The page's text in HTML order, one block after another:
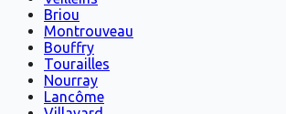
Briou
Montrouveau
Bouffry
Tourailles
Nourray
Lancôme